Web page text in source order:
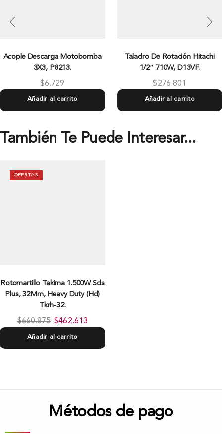
Acople Descarga Motobomba
3X3, P8213.
$6.729
Añadir al carrito
Taladro De Rotación Hitachi
1/2″ 710W, D13VF.
$276.801
Añadir al carrito
También Te Puede Interesar...
OFERTAS
Rotomartillo Takima 1.500W Sds
Plus, 32Mm, Heavy Duty (Hd)
Tkrh-32.
$660.875 $462.613
Añadir al carrito
Métodos de pago